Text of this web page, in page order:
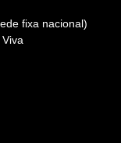
fixa nacional)